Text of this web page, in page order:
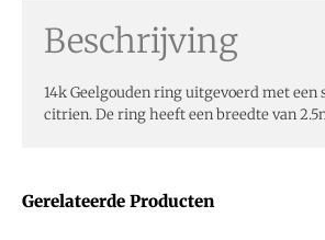
Gerelateerde Producten
Beschrijving
14k Geelgouden ring uitgevoerd met een
citrien. De ring heeft een breedte van